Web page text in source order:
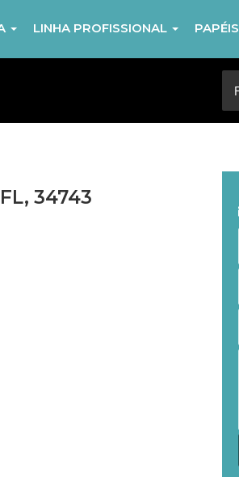
LINHA PROFISSIONAL PAPÉIS
34743